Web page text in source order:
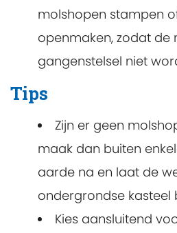
molshopen stampen
openmaken, zodat de
gangenstelsel niet
Tips
Zijn er geen
maak dan buiten
aarde na en laat de
ondergrondse kasteel
Kies aansluitend